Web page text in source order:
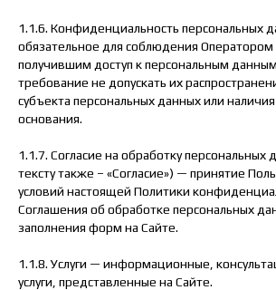
1.1.6. Конфиденциальность персональных
обязательное для соблюдения
получившим доступ к персональным
требование не допускать их
субъекта персональных данных или
основания.
1.1.7. Согласие на обработку персональных
тексту также – «Согласие») — принятие
условий настоящей Политики
Соглашения об обработке персональных
заполнения форм на Сайте.
1.1.8. Услуги — информационные,
услуги, представленные на Сайте.